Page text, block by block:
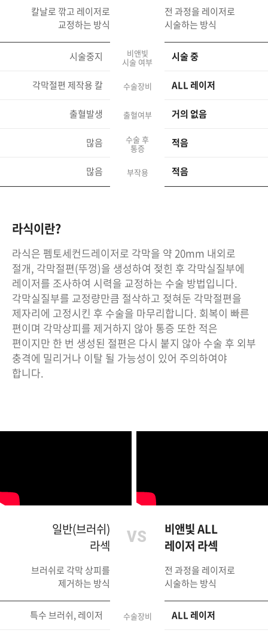
칼날로 깎고 레이저로
교정하는 방식
시술중지
각막절편 제작용 칼
출혈발생
많음
많음
비앤빛
시술 여부
수술장비
출혈여부
수술 후
통증
부작용
전 과정을 레이저로
시술하는 방식
시술 중
ALL 레이저
거의 없음
적음
적음
라식이란?
라식은 펨토세컨드레이저로 각막을 약 20mm 내외로
절개, 각막절편(뚜껑)을 생성하여 젖힌 후 각막실질부에
레이저를 조사하여 시력을 교정하는 수술 방법입니다.
각막실질부를 교정량만큼 절삭하고 젖혀둔 각막절편을
제자리에 고정시킨 후 수술을 마무리합니다. 회복이 빠른
편이며 각막상피를 제거하지 않아 통증 또한 적은
편이지만 한 번 생성된 절편은 다시 붙지 않아 수술 후 외부
충격에 밀리거나 이탈 될 가능성이 있어 주의하여야
합니다.
일반(브러쉬)
라섹
브러쉬로 각막 상피를
제거하는 방식
특수 브러쉬, 레이저 수술장비
비앤빛 ALL
레이저 라섹
전 과정을 레이저로
시술하는 방식
ALL 레이저